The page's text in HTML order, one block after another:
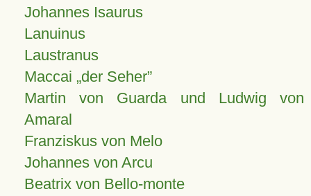
Johannes Isaurus
Lanuinus
Laustranus
Maccai „der Seher”
Martin von Guarda und Ludwig von
Amaral
Franziskus von Melo
Johannes von Arcu
Beatrix von Bello-monte